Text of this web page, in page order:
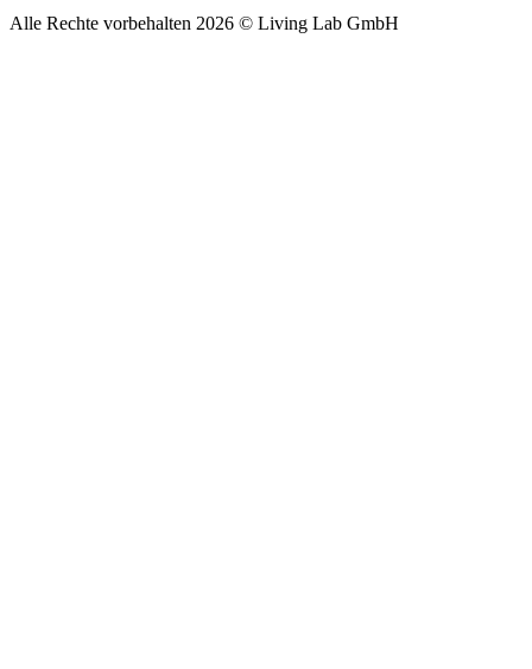
Alle Rechte vorbehalten 2026 © Living Lab GmbH